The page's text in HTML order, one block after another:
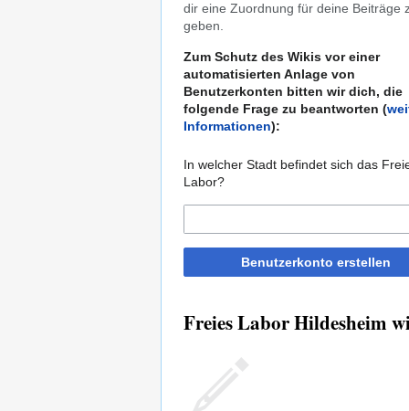
dir eine Zuordnung für deine Beiträge
geben.
Zum Schutz des Wikis vor einer
automatisierten Anlage von
Benutzerkonten bitten wir dich, die
folgende Frage zu beantworten (
Informationen):
In welcher Stadt befindet sich das
Labor?
Benutzerkonto erstellen
Freies Labor Hildesheim